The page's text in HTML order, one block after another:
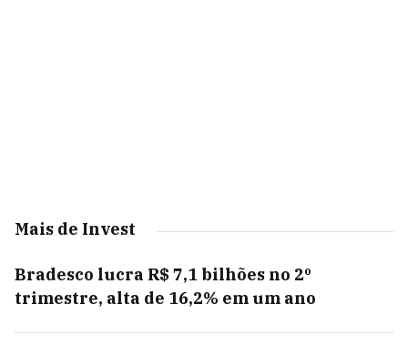
Mais de Invest
Bradesco lucra R$ 7,1 bilhões no 2º
trimestre, alta de 16,2% em um ano